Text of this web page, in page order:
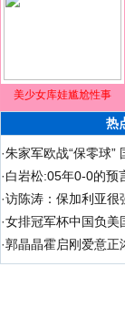
美少女库娃尴尬性事
热
·朱家军欧战“保零球”
·白岩松:05年0-0的预
·访陈涛：保加利亚很
·女排冠军杯中国负美
·郭晶晶霍启刚爱意正